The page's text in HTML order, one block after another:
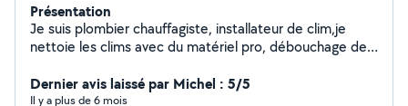
Présentation
Je suis plombier chauffagiste, installateur de clim,je
nettoie les clims avec du matériel pro, débouchage des
ponctuel, sérieux et motiver me contacter si vous avez
besoin Cordialement
Dernier avis laissé par Michel : 5/5
Il y a plus de 6 mois